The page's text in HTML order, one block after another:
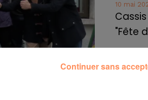
10 mai
"Fête
Continuer sans